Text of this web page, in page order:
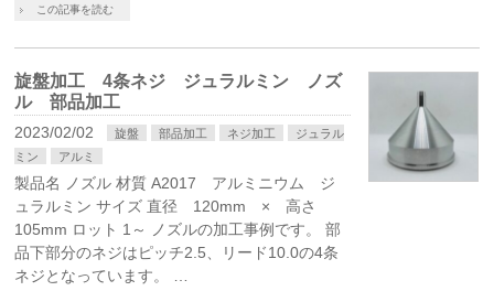
この記事を読む
旋盤加工 4条ネジ ジュラルミン ノズ
ル 部品加工
2023/02/02 旋盤 部品加工 ネジ加工
ジュラル
ミン
アルミ
製品名 ノズル 材質 A2017 アルミニウム ジ
ュラルミン サイズ 直径 120mm × 高さ
105mm ロット 1～ ノズルの加工事例です。 部
品下部分のネジはピッチ2.5、リード10.0の4条
ネジとなっています。 …